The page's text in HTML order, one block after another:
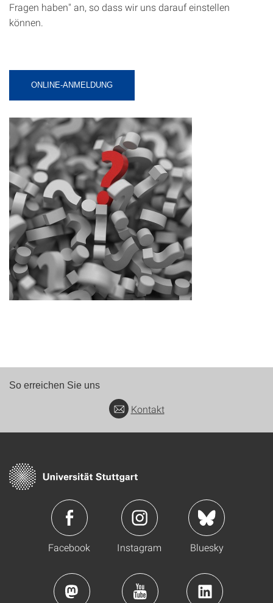
Fragen haben" an, so dass wir uns darauf einstellen
können.
ONLINE-ANMELDUNG
So erreichen Sie uns
Kontakt
Facebook Instagram Bluesky